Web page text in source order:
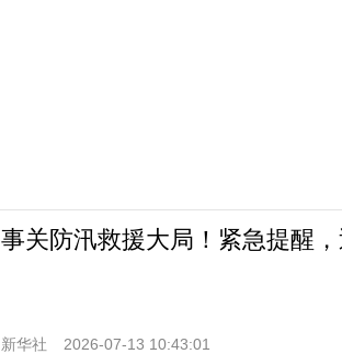
事关防汛救援大局！紧急提醒
新华社 2026-07-13 10:43:01